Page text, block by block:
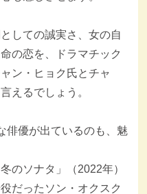
しての誠実さ、女の自
の恋を、ドラマチック
ン・ヒョク氏とチャ
えるでしょう。
優が出ているのも、魅
のソナタ」（2022年）
だったソン・オクスク